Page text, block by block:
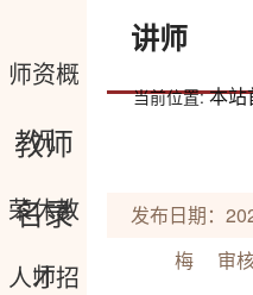
师资概
况
教师
名录
荣休教
师
人才招
讲师
当前位置:本站
发布日期：
梅 审